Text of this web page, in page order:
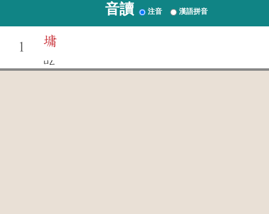
音讀 注音 漢語拼音
1 墉
ㄩㄥ